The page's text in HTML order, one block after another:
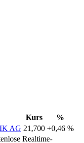
Kurs
%
AG 21,700 +0,46 %
Realtime-